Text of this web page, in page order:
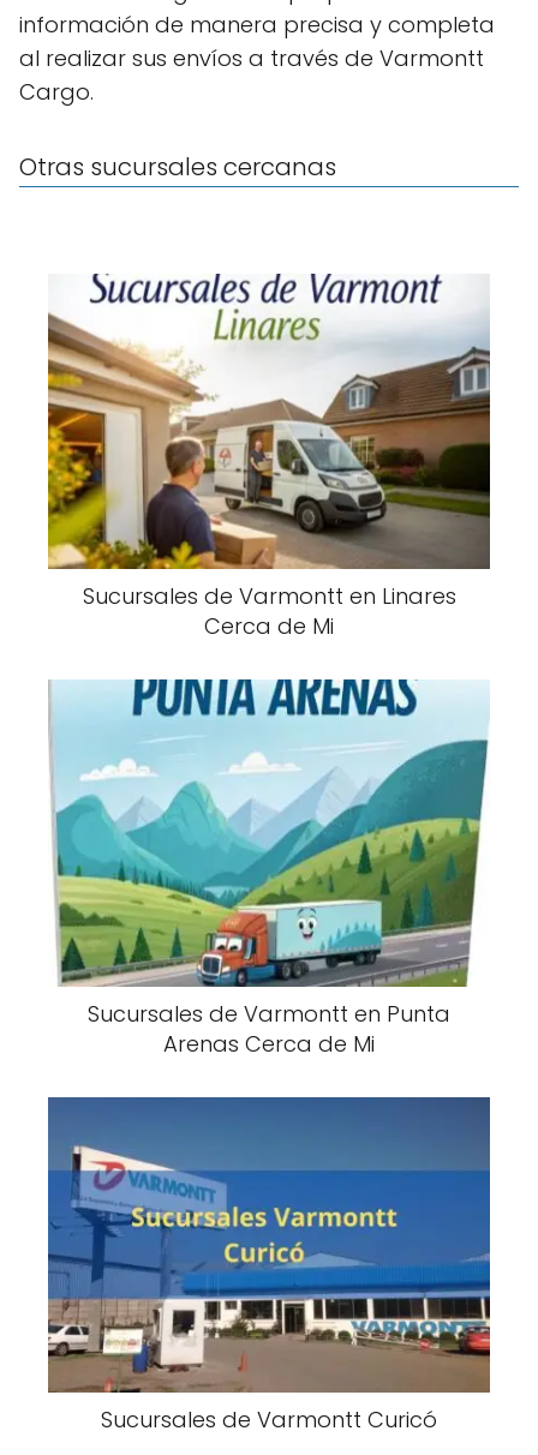
información de manera precisa y completa
al realizar sus envíos a través de Varmontt
Cargo.
Otras sucursales cercanas
Sucursales de Varmontt en Linares
Cerca de Mi
Sucursales de Varmontt en Punta
Arenas Cerca de Mi
Sucursales de Varmontt Curicó